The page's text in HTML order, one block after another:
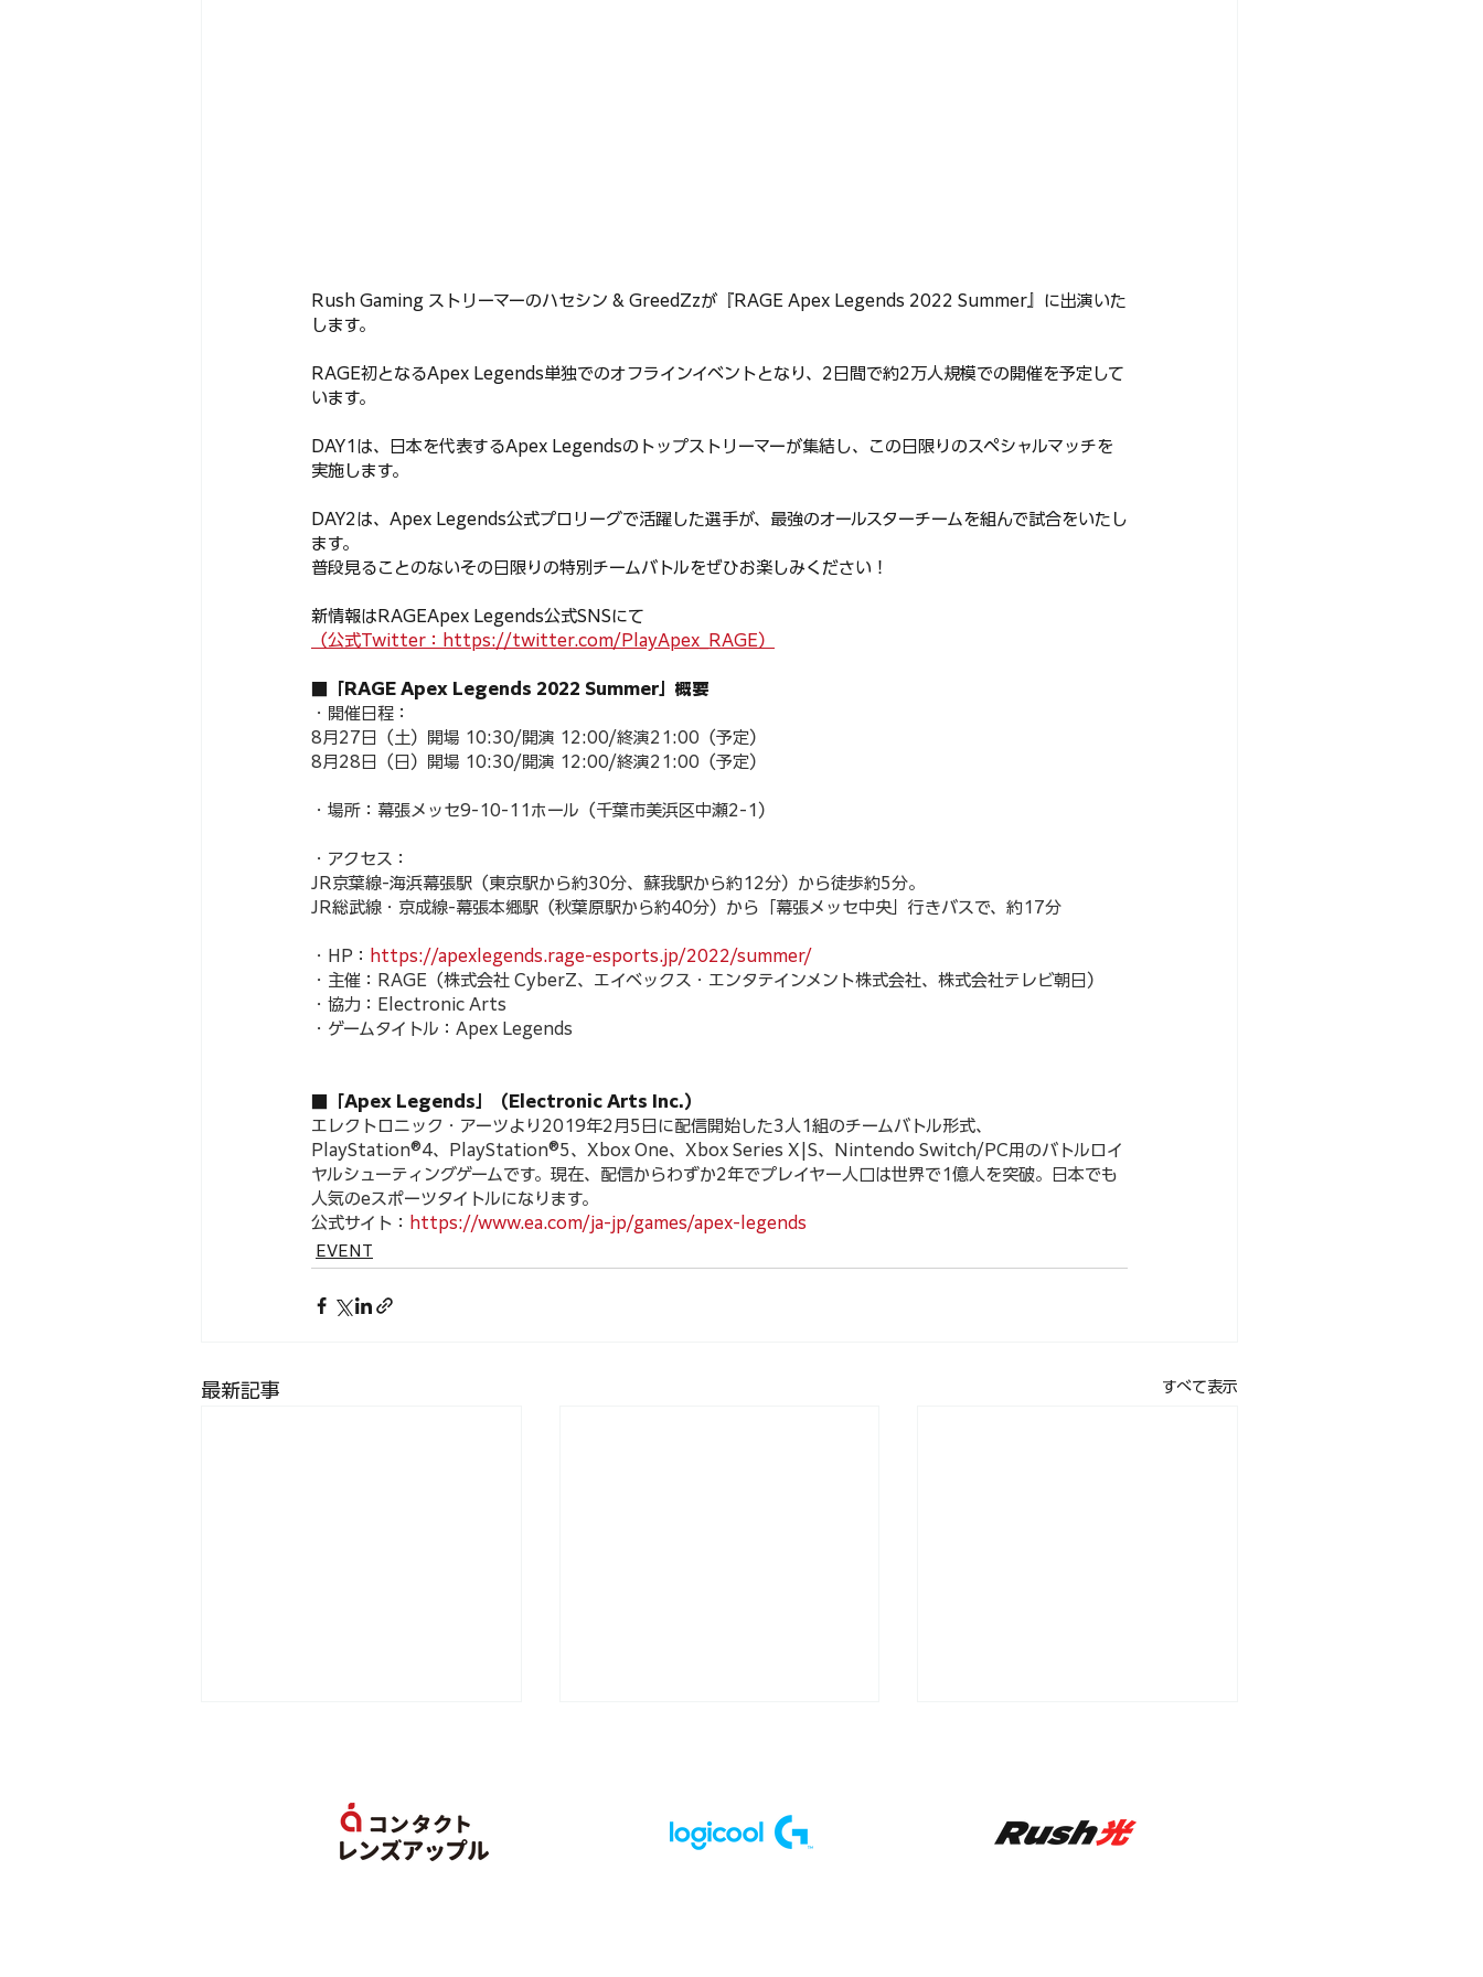
Rush Gaming ストリーマーのハセシン & GreedZzが『RAGE Apex Legends 2022 Summer』に出演いた
します。
RAGE初となるApex Legends単独でのオフラインイベントとなり、2日間で約2万人規模での開催を予定して
います。
DAY1は、日本を代表するApex Legendsのトップストリーマーが集結し、この日限りのスペシャルマッチを
実施します。
DAY2は、Apex Legends公式プロリーグで活躍した選手が、最強のオールスターチームを組んで試合をいたし
ます。
普段見ることのないその日限りの特別チームバトルをぜひお楽しみください！
新情報はRAGEApex Legends公式SNSにて
（公式Twitter：https://twitter.com/PlayApex_RAGE）
■「RAGE Apex Legends 2022 Summer」概要
・開催日程：
8月27日（土）開場 10:30/開演 12:00/終演21:00（予定）
8月28日（日）開場 10:30/開演 12:00/終演21:00（予定）
・場所：幕張メッセ9-10-11ホール（千葉市美浜区中瀬2-1）
・アクセス：
JR京葉線-海浜幕張駅（東京駅から約30分、蘇我駅から約12分）から徒歩約5分。
JR総武線・京成線-幕張本郷駅（秋葉原駅から約40分）から「幕張メッセ中央」行きバスで、約17分
・HP：
https://apexlegends.rage-esports.jp/2022/summer/
・主催：RAGE（株式会社 CyberZ、エイベックス・エンタテインメント株式会社、株式会社テレビ朝日）
・協力：Electronic Arts
・ゲームタイトル：Apex Legends
■「Apex Legends」（Electronic Arts Inc.）
エレクトロニック・アーツより2019年2月5日に配信開始した3人1組のチームバトル形式、
PlayStation®4、PlayStation®5、Xbox One、Xbox Series X|S、Nintendo Switch/PC用のバトルロイ
ヤルシューティングゲームです。現在、配信からわずか2年でプレイヤー人口は世界で1億人を突破。日本でも
人気のeスポーツタイトルになります。
公式サイト：
https://www.ea.com/ja-jp/games/apex-legends
EVENT
最新記事 すべて表示